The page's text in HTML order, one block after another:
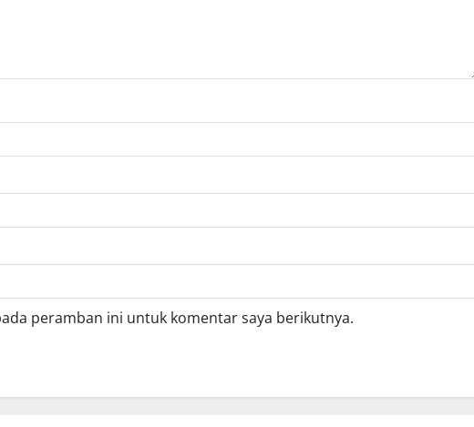
peramban ini untuk komentar saya berikutnya.